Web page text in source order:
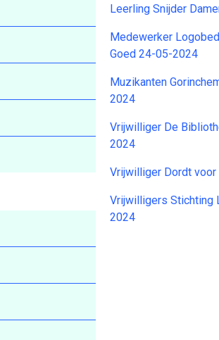
Leerling Snijder
Medewerker
Goed 24-05-2024
Muzikanten
2024
Vrijwilliger De
2024
Vrijwilliger Dordt
Vrijwilligers Stichting
2024